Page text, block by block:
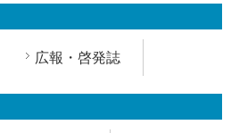
広報・啓発誌